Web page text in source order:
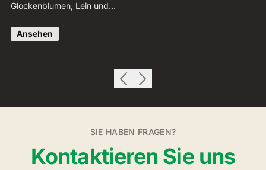
Glockenblumen, Lein und…
Ansehen
SIE HABEN FRAGEN?
Kontaktieren Sie uns